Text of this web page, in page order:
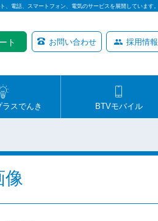
電話、スマートフォン、電気のサービスを展開しています。
ト お問い合わせ 採用情報
スでんき BTVモバイル
像